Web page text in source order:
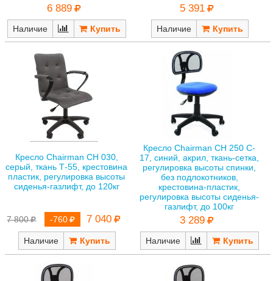
6 889
Наличие
5 391
Наличие
Кресло Chairman CH 030,
серый, ткань Т-55, крестовина
пластик, регулировка высоты
сиденья-газлифт, до 120кг
7 800 -760 7 040
Наличие
Кресло Chairman CH 250 C-
17, синий, акрил, ткань-сетка,
регулировка высоты спинки,
без подлокотников,
крестовина-пластик,
регулировка высоты сиденья-
газлифт, до 100кг
3 289
Наличие